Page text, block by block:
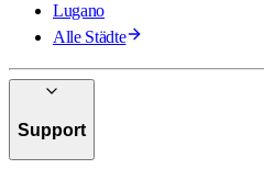
Lugano
Alle Städte
Support